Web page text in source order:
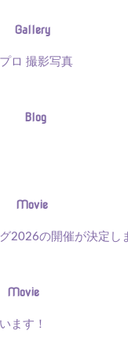
Gallery
ロ 撮影写真
Blog
Movie
2026の開催が決定し
Movie
ます！